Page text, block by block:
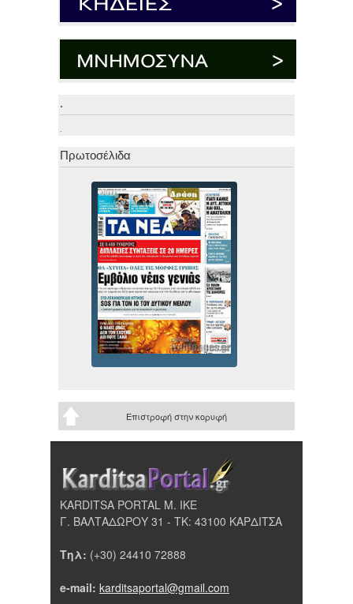
.
Πρωτοσέλιδα
Επιστροφή στην κορυφή
KARDITSA PORTAL Μ. ΙΚΕ
Γ. ΒΑΛΤΑΔΩΡΟΥ 31 - ΤΚ: 43100 ΚΑΡΔΙΤΣΑ
Τηλ: (+30) 24410 72888
e-mail: karditsaportal@gmail.com